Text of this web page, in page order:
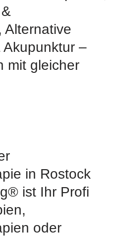
Alternative
–
mit gleicher
in Rostock
ist Ihr Profi
oder